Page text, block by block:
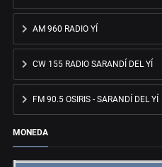
AM 960 RADIO YÍ
CW 155 RADIO SARANDÍ DEL YÍ
FM 90.5 OSIRIS - SARANDÍ DEL YÍ
MONEDA